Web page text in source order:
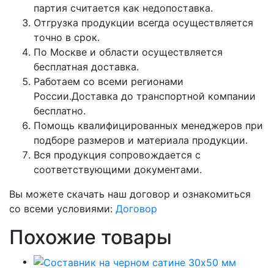
партия считается как недопоставка.
Отгрузка продукции всегда осуществляется
точно в срок.
По Москве и области осуществляется
бесплатная доставка.
Работаем со всеми регионами
России.Доставка до транспортной компании
бесплатно.
Помощь квалифицированных менеджеров при
подборе размеров и материала продукции.
Вся продукция сопровождается с
соответствующими документами.
Вы можете скачать наш договор и ознакомиться
со всеми условиями: Договор
Похожие товары